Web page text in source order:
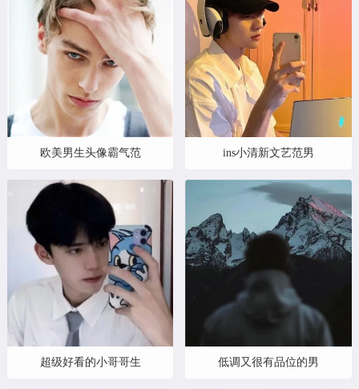
欧美男生头像霸气范
超级好看的小哥哥生
ins小清新文艺范男
低调又很有品位的男